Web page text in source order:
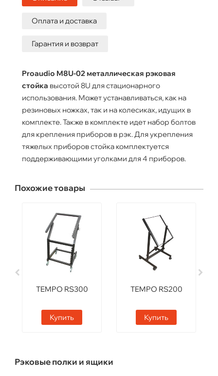
Оплата и доставка
Гарантия и возврат
Proaudio M8U-02 металлическая рэковая
стойка высотой 8U для стационарного
использования. Может устанавливаться, как на
резиновых ножках, так и на колесиках, идущих в
комплекте. Также в комплекте идет набор болтов
для крепления приборов в рэк. Для укрепления
тяжелых приборов стойка комплектуется
поддерживающими уголками для 4 приборов.
Похожие товары
TEMPO RS300
Купить
TEMPO RS200
Купить
Рэковые полки и ящики